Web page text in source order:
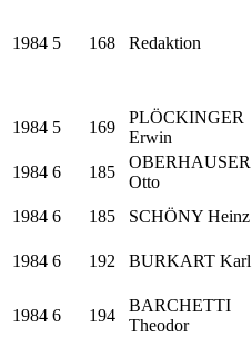
1984 5 168 Redaktion
1984 5 169
PLÖCKINGER
Erwin
1984 6 185
OBERHAUSER
Otto
1984 6 185 SCHÖNY Heinz
1984 6 192 BURKART Karl
1984 6 194
BARCHETTI
Theodor